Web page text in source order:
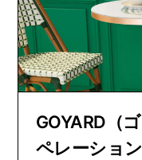
GOYARD（
ペレーショ